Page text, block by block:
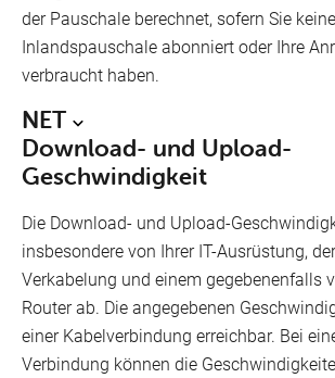
der Pauschale berechnet, sofern Sie
Inlandspauschale abonniert oder Ihre
verbraucht haben.
NET
Download- und Upload-
Geschwindigkeit
Die Download- und Upload-
insbesondere von Ihrer IT-Ausrüstung,
Verkabelung und einem gegebenenfalls
Router ab. Die angegebenen
einer Kabelverbindung erreichbar. Bei
Verbindung können die